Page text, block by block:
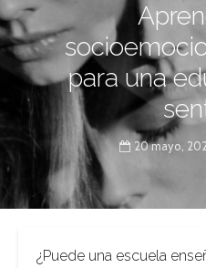
para una
20 mayo,
¿Puede una escuela